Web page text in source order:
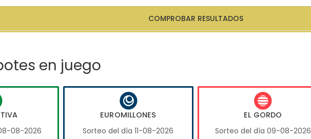
COMPROBAR RESULTADOS
en juego
08-2026
EUROMILLONES
Sorteo del día 11-08-2026
EL GORDO
Sorteo del día 09-08-2026